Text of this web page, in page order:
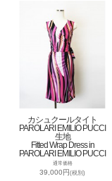
カシュクールタイト
PAROLARI EMILIO PUCCI
生地
Fitted Wrap Dress in
PAROLARI EMILIO PUCCI
通常価格
39,000円(税別)